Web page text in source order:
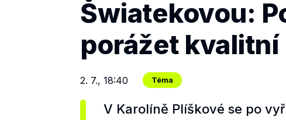
Šwiatekovou:
porážet
2. 7., 18:40 Téma
V Karolíně Plíškové se po